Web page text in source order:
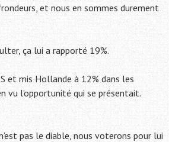
et nous en sommes durement
ça lui a rapporté 19%.
et mis Hollande à 12% dans les
vu l’opportunité qui se présentait.
pas le diable, nous voterons pour lui